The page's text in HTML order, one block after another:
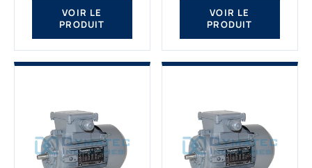
VOIR LE
PRODUIT
VOIR LE
PRODUIT